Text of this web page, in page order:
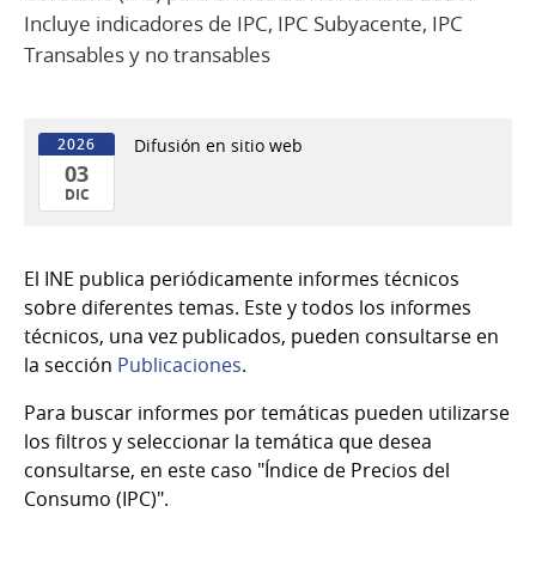
Incluye indicadores de IPC, IPC Subyacente, IPC
Transables y no transables
2026
03
DIC
Dic
del
2026
Difusión en sitio web
El INE publica periódicamente informes técnicos
sobre diferentes temas. Este y todos los informes
técnicos, una vez publicados, pueden consultarse en
la sección Publicaciones.
Para buscar informes por temáticas pueden utilizarse
los filtros y seleccionar la temática que desea
consultarse, en este caso "Índice de Precios del
Consumo (IPC)".